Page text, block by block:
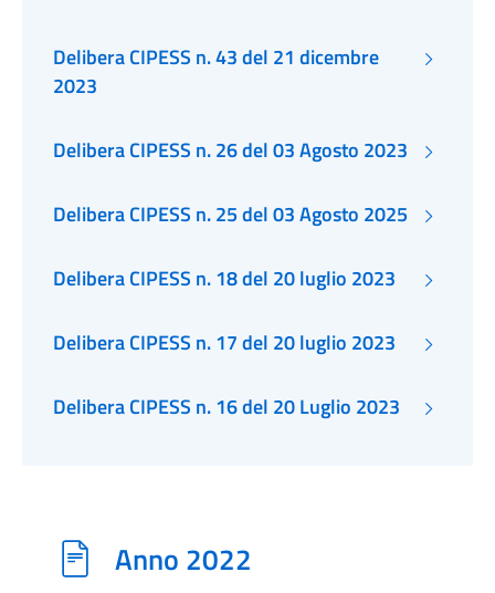
Delibera CIPESS n. 43 del 21 dicembre
2023
Delibera CIPESS n. 26 del 03 Agosto 2023
Delibera CIPESS n. 25 del 03 Agosto 2025
Delibera CIPESS n. 18 del 20 luglio 2023
Delibera CIPESS n. 17 del 20 luglio 2023
Delibera CIPESS n. 16 del 20 Luglio 2023
Anno 2022